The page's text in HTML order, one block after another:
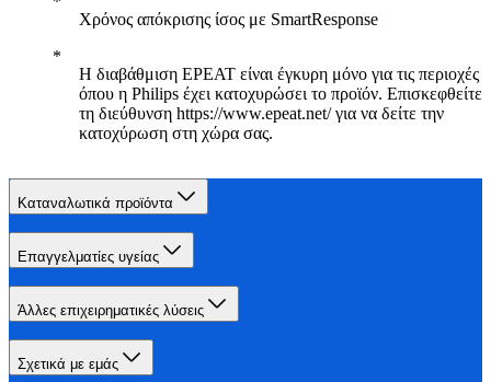
Χρόνος απόκρισης ίσος με SmartResponse
Η διαβάθμιση EPEAT είναι έγκυρη μόνο για τις περιοχές
όπου η Philips έχει κατοχυρώσει το προϊόν. Επισκεφθείτε
τη διεύθυνση https://www.epeat.net/ για να δείτε την
κατοχύρωση στη χώρα σας.
Καταναλωτικά προϊόντα
Επαγγελματίες υγείας
Άλλες επιχειρηματικές λύσεις
Σχετικά με εμάς